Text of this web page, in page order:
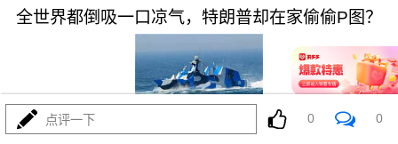
全世界都倒吸一口凉气，特朗普却在家偷偷P图？
最热 阅读 10612
点评一下 0 0